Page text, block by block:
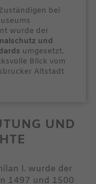
bei
wurde der
und
umgesetzt.
Blick vom
Altstadt
UND
I. wurde der
1497 und 1500